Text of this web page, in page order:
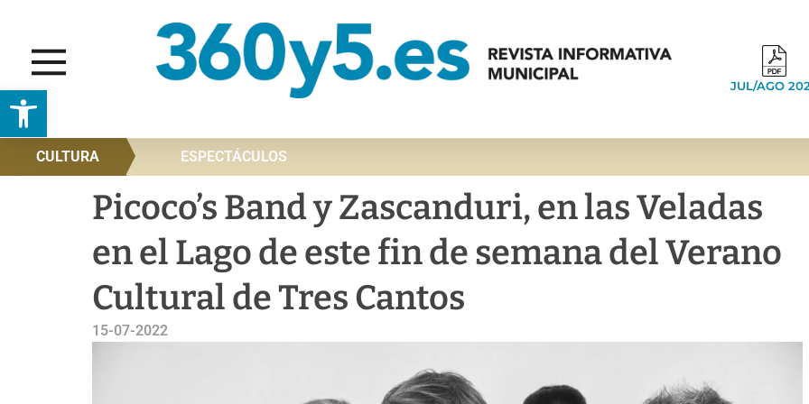
Abrir barra de herramientas JUL/AGO
CULTURA ESPECTÁCULOS
Picoco’s Band y Zascanduri, en las Veladas
en el Lago de este fin de semana del Verano
Cultural de Tres Cantos
15-07-2022